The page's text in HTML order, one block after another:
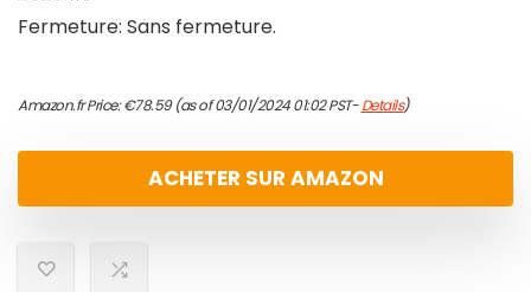
Fermeture: Sans fermeture.
Amazon.fr Price:€78.59(as of 03/01/2024 01:02 PST-Details)
ACHETER SUR AMAZON